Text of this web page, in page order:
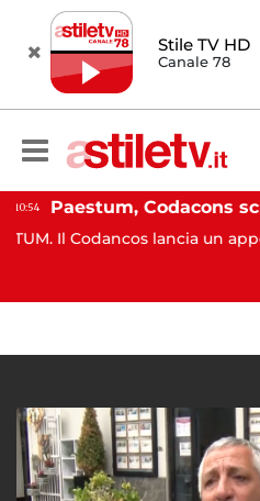
Stile TV HD
Canale 78
Paestum, Codacons scrive al ministro Giuli: "Rilanciare scavi dell'Anfiteatro nell'area archeologica"
lancia un appello al